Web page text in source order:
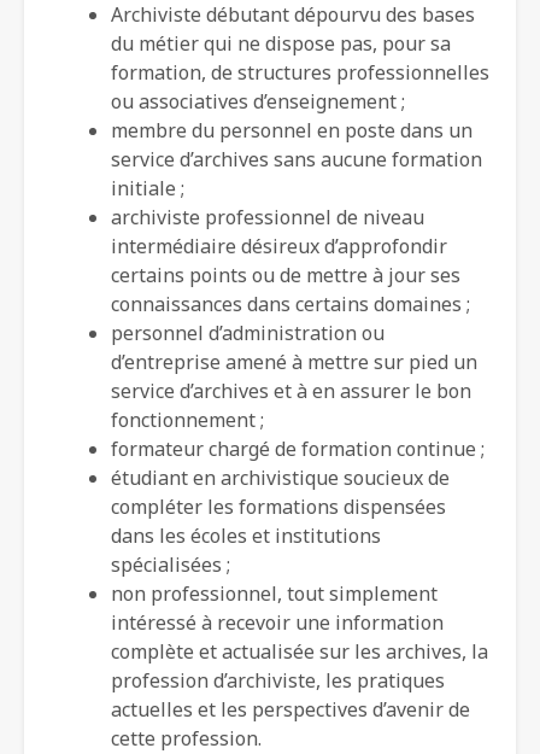
Archiviste débutant dépourvu des bases
du métier qui ne dispose pas, pour sa
formation, de structures professionnelles
ou associatives d’enseignement ;
membre du personnel en poste dans un
service d’archives sans aucune formation
initiale ;
archiviste professionnel de niveau
intermédiaire désireux d’approfondir
certains points ou de mettre à jour ses
connaissances dans certains domaines ;
personnel d’administration ou
d’entreprise amené à mettre sur pied un
service d’archives et à en assurer le bon
fonctionnement ;
formateur chargé de formation continue ;
étudiant en archivistique soucieux de
compléter les formations dispensées
dans les écoles et institutions
spécialisées ;
non professionnel, tout simplement
intéressé à recevoir une information
complète et actualisée sur les archives, la
profession d’archiviste, les pratiques
actuelles et les perspectives d’avenir de
cette profession.